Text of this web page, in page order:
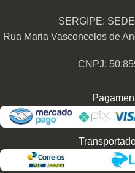
SERGIPE:
Rua Maria Vasconcelos de
CNPJ: